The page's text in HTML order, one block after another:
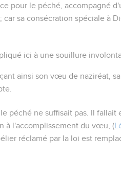
pour le péché, accompagné
sa consécration spéciale à
ici à une souillure
ainsi son vœu de naziréat,
le péché ne suffisait pas. Il
à l'accomplissement du vœu, (
réclamé par la loi est